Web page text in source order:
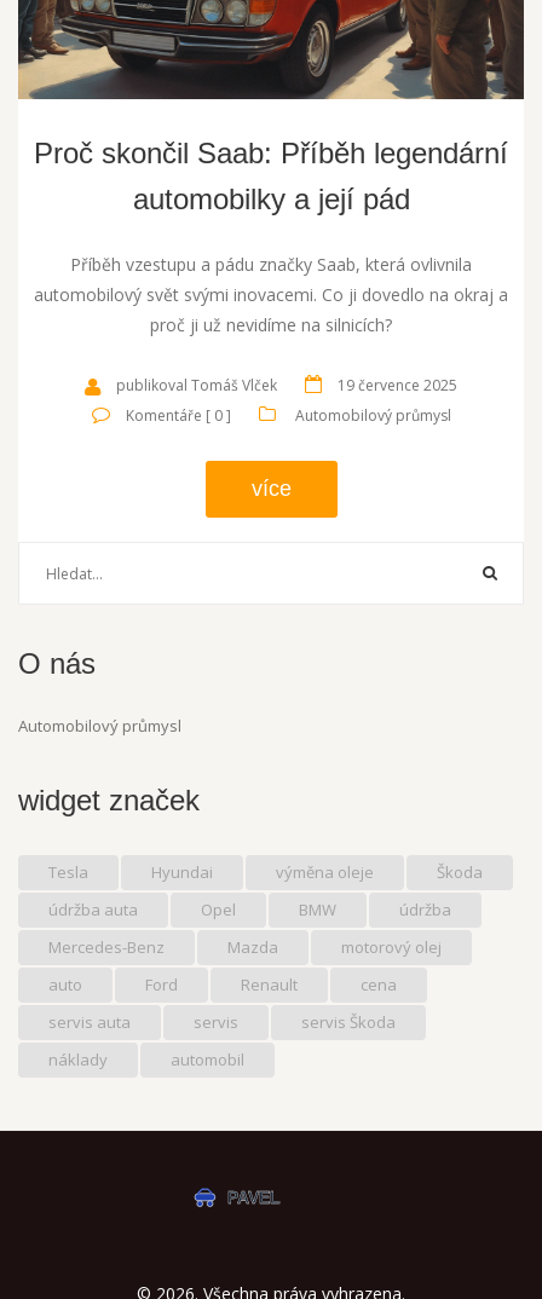
Proč skončil Saab: Příběh legendární
automobilky a její pád
Příběh vzestupu a pádu značky Saab, která ovlivnila
automobilový svět svými inovacemi. Co ji dovedlo na okraj a
proč ji už nevidíme na silnicích?
publikoval Tomáš Vlček
19 července 2025
Komentáře [ 0 ]
Automobilový průmysl
více
O nás
Automobilový průmysl
widget značek
Tesla Hyundai výměna oleje
Škoda
údržba auta
Opel BMW
údržba
Mercedes-Benz
Mazda
motorový olej
auto
Ford Renault
cena
servis auta
servis
servis Škoda
náklady
automobil
© 2026. Všechna práva vyhrazena.